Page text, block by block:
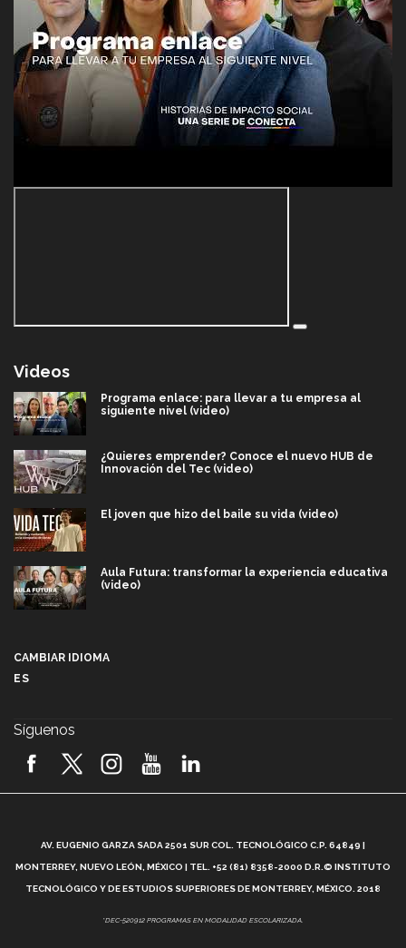
Videos
Programa enlace: para llevar a tu empresa al
siguiente nivel (video)
¿Quieres emprender? Conoce el nuevo HUB de
Innovación del Tec (video)
El joven que hizo del baile su vida (video)
Aula Futura: transformar la experiencia educativa
(video)
2026! (video)
¿Cómo es el Modelo Educativo Tec? (video)
Vida Tec: Feminismo e Inteligencia Artificial, Paola
CAMBIAR IDIOMA
ES
Síguenos
AV. EUGENIO GARZA SADA 2501 SUR COL. TECNOLÓGICO C.P. 64849 |
MONTERREY, NUEVO LEÓN, MÉXICO | TEL. +52 (81) 8358-2000 D.R.© INSTITUTO
TECNOLÓGICO Y DE ESTUDIOS SUPERIORES DE MONTERREY, MÉXICO. 2018
*DEC-520912 PROGRAMAS EN MODALIDAD ESCOLARIZADA.